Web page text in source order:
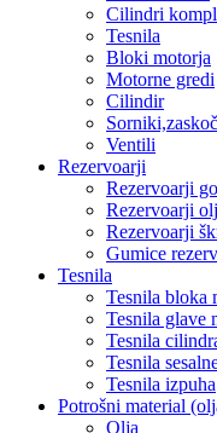
Cilindri
Tesnila
Bloki motorja
Motorne gredi
Cilindir
Ventili
Rezervoarji
Rezervoarji
Rezervoarji
Rezervoarji
Gumice
Tesnila
Tesnila bloka
Tesnila glave
Tesnila
Tesnila
Tesnila izpuha
Potrošni material
Olja